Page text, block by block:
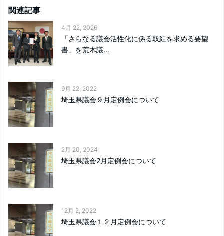
関連記事
4月 22, 2026
「さらなる議会活性化に係る取組を求める要望
書」を荒木議...
9月 22, 2022
埼玉県議会９月定例会について
2月 20, 2024
埼玉県議会2月定例会について
12月 2, 2022
埼玉県議会１２月定例会について